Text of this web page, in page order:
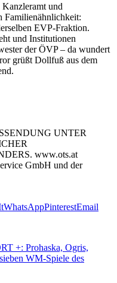
und
Familienähnlichkeit:
EVP-Fraktion.
und Institutionen
der ÖVP – da wundert
grüßt Dollfuß aus dem
UNTER
www.ots.at
GmbH und der
WhatsAppPinterestEmail
+: Prohaska, Ogris,
WM-Spiele des